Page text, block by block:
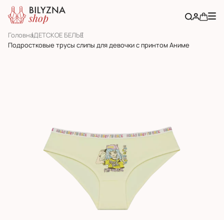
ГоловнаДЕТСКОЕ БЕЛЬЕ
Подростковые трусы слипы для девочки с принтом Аниме